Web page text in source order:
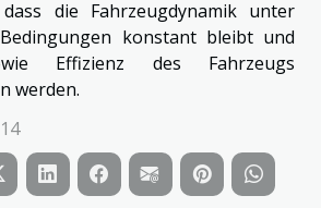
die Fahrzeugdynamik unter
konstant bleibt und
Effizienz des Fahrzeugs
werden.